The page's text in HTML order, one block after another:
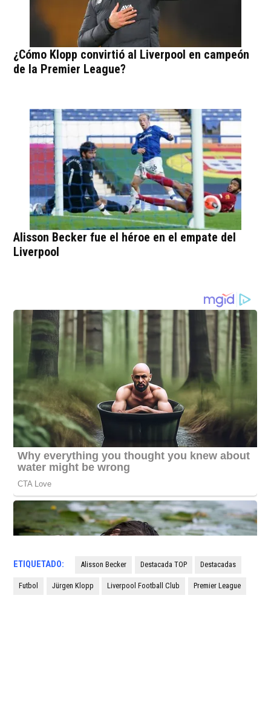
¿Cómo Klopp convirtió al Liverpool en campeón
de la Premier League?
Alisson Becker fue el héroe en el empate del
Liverpool